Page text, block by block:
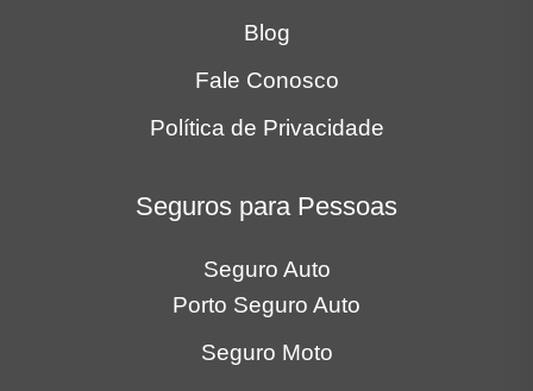
Blog
Fale Conosco
Política de Privacidade
Seguros para Pessoas
Seguro Auto
Porto Seguro Auto
Seguro Moto